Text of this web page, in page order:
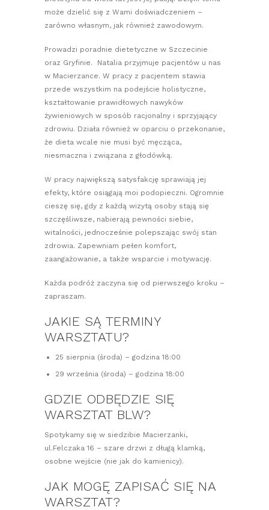
może dzielić się z Wami doświadczeniem –
zarówno własnym, jak również zawodowym.
Prowadzi poradnie dietetyczne w Szczecinie
oraz Gryfinie. Natalia przyjmuje pacjentów u nas
w Macierzance. W pracy z pacjentem stawia
przede wszystkim na podejście holistyczne,
kształtowanie prawidłowych nawyków
żywieniowych w sposób racjonalny i sprzyjający
zdrowiu. Działa również w oparciu o przekonanie,
że dieta wcale nie musi być męcząca,
niesmaczna i związana z głodówką.
W pracy największą satysfakcję sprawiają jej
efekty, które osiągają moi podopieczni. Ogromnie
cieszę się, gdy z każdą wizytą osoby stają się
szczęśliwsze, nabierają pewności siebie,
witalności, jednocześnie polepszając swój stan
zdrowia. Zapewniam pełen komfort,
zaangażowanie, a także wsparcie i motywację.
Każda podróż zaczyna się od pierwszego kroku –
zapraszam.
JAKIE SĄ TERMINY
WARSZTATU?
25 sierpnia (środa) – godzina 18:00
29 września (środa) – godzina 18:00
GDZIE ODBĘDZIE SIĘ
WARSZTAT BLW?
Spotykamy się w siedzibie Macierzanki,
ul.Felczaka 16 – szare drzwi z długą klamką,
osobne wejście (nie jak do kamienicy).
JAK MOGĘ ZAPISAĆ SIĘ NA
WARSZTAT?